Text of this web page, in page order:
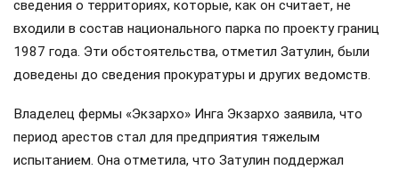
сведения о территориях, которые, как он считает, не
входили в состав национального парка по проекту границ
1987 года. Эти обстоятельства, отметил Затулин, были
доведены до сведения прокуратуры и других ведомств.
Владелец фермы «Экзархо» Инга Экзархо заявила, что
период арестов стал для предприятия тяжелым
испытанием. Она отметила, что Затулин поддержал